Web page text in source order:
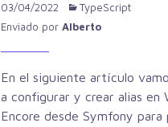
03/04/2022
TypeScript
Enviado por Alberto
En el siguiente artículo
a configurar y crear alias en
Encore desde Symfony